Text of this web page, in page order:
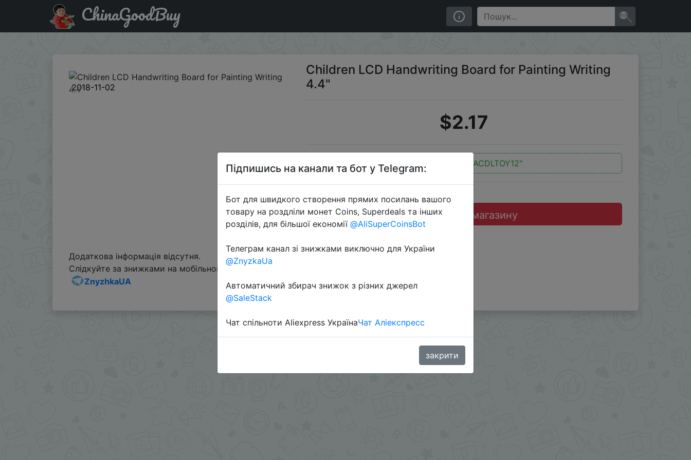
Паридбати з промокодом ACDLTOY12 Children LCD Handwriting Board for Painting Writing 4.4"
ChinaGoodBuy
2018-11-02
Children LCD Handwriting Board for Painting Writing
4.4"
$2.17
"ACDLTOY12"
Перейти до магазину
Додаткова інформація відсутня.
Слідкуйте за знижками на мобільному, в телеграм каналі:
ZnyzhkaUA
Підпишись на канали та бот у Telegram:
Бот для швидкого створення прямих посилань вашого
товару на роздліли монет Coins, Superdeals та інших
розділів, для більшої економії @AliSuperCoinsBot
Телеграм канал зі знижками виключно для України
@ZnyzkaUa
Автоматичний збирач знижок з різних джерел
@SaleStack
Чат спільноти Aliexpress УкраїнаЧат Аліекспресс
закрити